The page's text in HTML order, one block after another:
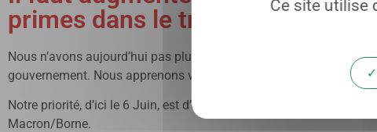
primes dans le traitement de
Nous n’avons aujourd’hui pas plus de perspectives de discuter, de
gouvernement. Nous apprenons vos décisions par la presse et
Notre priorité, d’ici le 6 Juin, est d’organiser la mobilisation et la
Macron/Borne.
Ce site utilise